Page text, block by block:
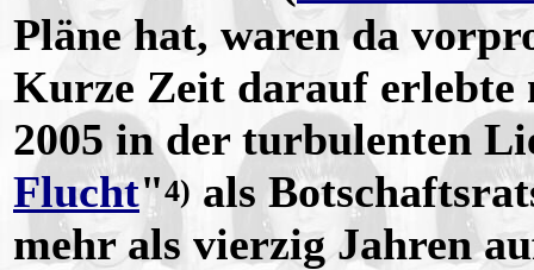
Pläne hat, waren da
Kurze Zeit darauf erlebte
2005 in der turbulenten
Flucht"4) als
mehr als vierzig Jahren